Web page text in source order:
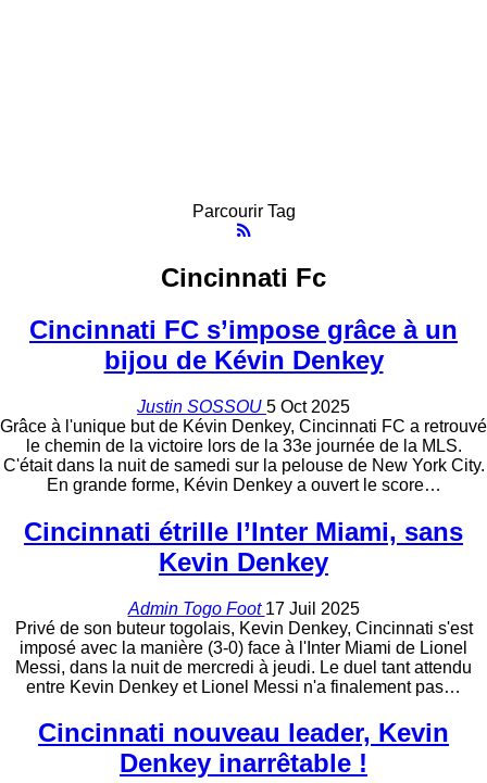
Parcourir Tag
Cincinnati Fc
Cincinnati FC s’impose grâce à un
bijou de Kévin Denkey
Justin SOSSOU 5 Oct 2025
Grâce à l'unique but de Kévin Denkey, Cincinnati FC a retrouvé
le chemin de la victoire lors de la 33e journée de la MLS.
C'était dans la nuit de samedi sur la pelouse de New York City.
En grande forme, Kévin Denkey a ouvert le score…
Cincinnati étrille l’Inter Miami, sans
Kevin Denkey
Admin Togo Foot 17 Juil 2025
Privé de son buteur togolais, Kevin Denkey, Cincinnati s'est
imposé avec la manière (3-0) face à l'Inter Miami de Lionel
Messi, dans la nuit de mercredi à jeudi. Le duel tant attendu
entre Kevin Denkey et Lionel Messi n'a finalement pas…
Cincinnati nouveau leader, Kevin
Denkey inarrêtable !